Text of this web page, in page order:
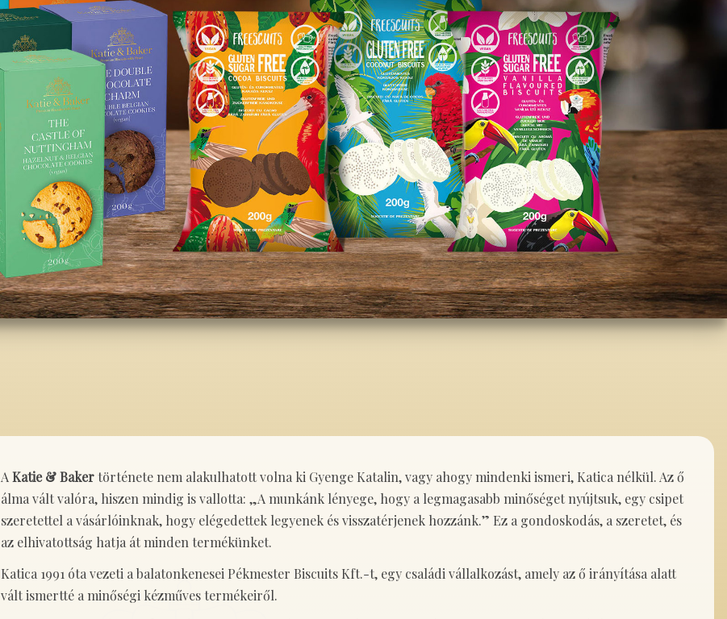
A Katie & Bakertörténete nem alakulhatott volna ki Gyenge Katalin, vagy ahogy mindenki ismeri, Katica nélkül. Az ő
álma vált valóra, hiszen mindig is vallotta: „A munkánk lényege, hogy a legmagasabb minőséget nyújtsuk, egy csipet
szeretettel a vásárlóinknak, hogy elégedettek legyenek és visszatérjenek hozzánk.” Ez a gondoskodás, a szeretet, és
az elhivatottság hatja át minden termékünket.
Katica 1991 óta vezeti a balatonkenesei Pékmester Biscuits Kft.-t, egy családi vállalkozást, amely az ő irányítása alatt
vált ismertté a minőségi kézműves termékeiről.